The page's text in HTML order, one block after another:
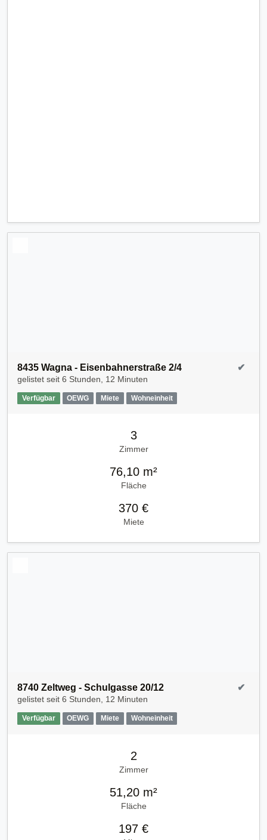
8435 Wagna - Eisenbahnerstraße 2/4
gelistet seit 6 Stunden, 12 Minuten
Verfügbar OEWG Miete Wohneinheit
✔
3
Zimmer
76,10 m²
Fläche
370 €
Miete
8740 Zeltweg - Schulgasse 20/12
gelistet seit 6 Stunden, 12 Minuten
Verfügbar OEWG Miete Wohneinheit
✔
2
Zimmer
51,20 m²
Fläche
197 €